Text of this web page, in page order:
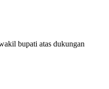
bupati atas dukungan